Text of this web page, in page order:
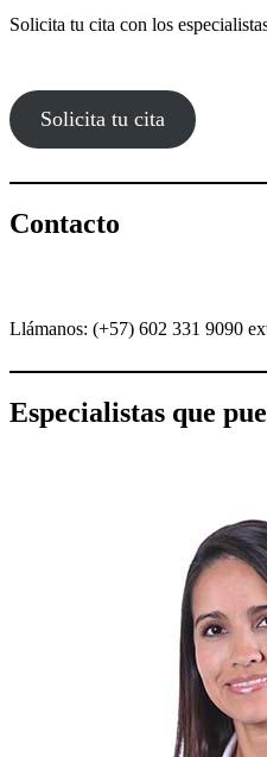
Solicita tu cita con los
Solicita tu cita
Contacto
Llámanos: (+57) 602 331 9090
Especialistas que